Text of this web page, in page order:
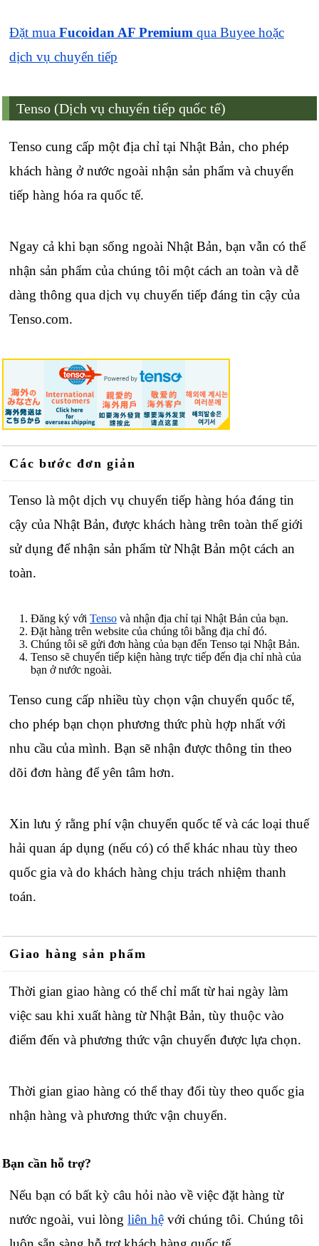
Đặt mua Fucoidan AF Premium qua Buyee hoặc
dịch vụ chuyển tiếp
Tenso (Dịch vụ chuyển tiếp quốc tế)
Tenso cung cấp một địa chỉ tại Nhật Bản, cho phép
khách hàng ở nước ngoài nhận sản phẩm và chuyển
tiếp hàng hóa ra quốc tế.
Ngay cả khi bạn sống ngoài Nhật Bản, bạn vẫn có thể
nhận sản phẩm của chúng tôi một cách an toàn và dễ
dàng thông qua dịch vụ chuyển tiếp đáng tin cậy của
Tenso.com.
Các bước đơn giản
Tenso là một dịch vụ chuyển tiếp hàng hóa đáng tin
cậy của Nhật Bản, được khách hàng trên toàn thế giới
sử dụng để nhận sản phẩm từ Nhật Bản một cách an
toàn.
Đăng ký với Tenso và nhận địa chỉ tại Nhật Bản của bạn.
Đặt hàng trên website của chúng tôi bằng địa chỉ đó.
Chúng tôi sẽ gửi đơn hàng của bạn đến Tenso tại Nhật Bản.
Tenso sẽ chuyển tiếp kiện hàng trực tiếp đến địa chỉ nhà của
bạn ở nước ngoài.
Tenso cung cấp nhiều tùy chọn vận chuyển quốc tế,
cho phép bạn chọn phương thức phù hợp nhất với
nhu cầu của mình. Bạn sẽ nhận được thông tin theo
dõi đơn hàng để yên tâm hơn.
Xin lưu ý rằng phí vận chuyển quốc tế và các loại thuế
hải quan áp dụng (nếu có) có thể khác nhau tùy theo
quốc gia và do khách hàng chịu trách nhiệm thanh
toán.
Giao hàng sản phẩm
Thời gian giao hàng có thể chỉ mất từ hai ngày làm
việc sau khi xuất hàng từ Nhật Bản, tùy thuộc vào
điểm đến và phương thức vận chuyển được lựa chọn.
Thời gian giao hàng có thể thay đổi tùy theo quốc gia
nhận hàng và phương thức vận chuyển.
Bạn cần hỗ trợ?
Nếu bạn có bất kỳ câu hỏi nào về việc đặt hàng từ
nước ngoài, vui lòng liên hệ với chúng tôi. Chúng tôi